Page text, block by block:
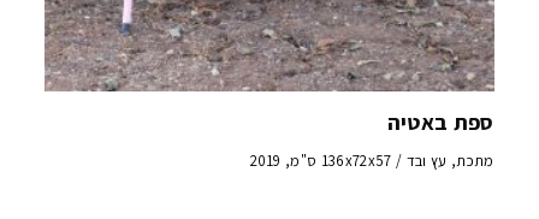
ספת באטיה
מתכת, עץ ובד / 136x72x57 ס"מ, 2019